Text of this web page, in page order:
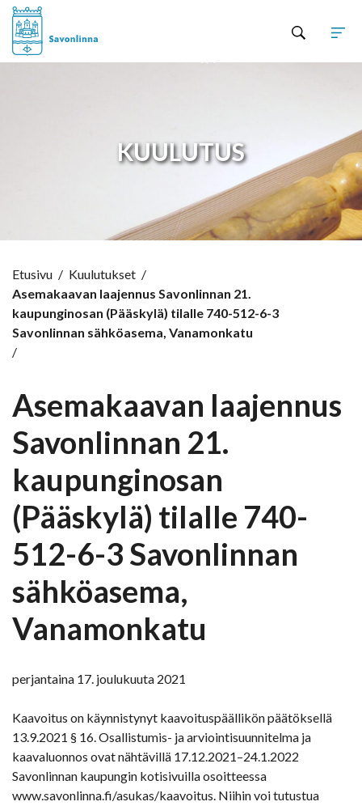
KUULUTUS
Etusivu / Kuulutukset /
Asemakaavan laajennus Savonlinnan 21.
kaupunginosan (Pääskylä) tilalle 740-512-6-3
Savonlinnan sähköasema, Vanamonkatu
/
Asemakaavan laajennus
Savonlinnan 21.
kaupunginosan
(Pääskylä) tilalle 740-
512-6-3 Savonlinnan
sähköasema,
Vanamonkatu
perjantaina 17. joulukuuta 2021
Kaavoitus on käynnistynyt kaavoituspäällikön päätöksellä
13.9.2021 § 16. Osallistumis- ja arviointisuunnitelma ja
kaavaluonnos ovat nähtävillä 17.12.2021–24.1.2022
Savonlinnan kaupungin kotisivuilla osoitteessa
www.savonlinna.fi/asukas/kaavoitus. Niihin voi tutustua